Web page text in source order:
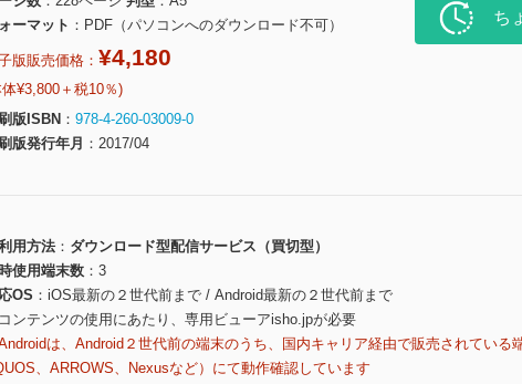
ーマット
PDF（パソコンへのダウンロード不可）
版販売価格： ¥4,180
¥3,800＋税10％)
版ISBN
978-4-260-03009-0
版発行年月
2017/04
ち
用方法
ダウンロード型配信サービス（買切型）
使用端末数
3
OS
iOS最新の２世代前まで / Android最新の２世代前まで
ンテンツの使用にあたり、専用ビューアisho.jpが必要
は、Android２世代前の端末のうち、国内キャリア経由で販売されている
、ARROWS、Nexusなど）にて動作確認しています